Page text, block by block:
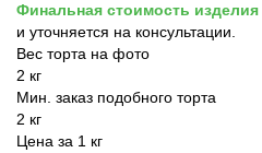
Финальная стоимость изделия
и уточняется на консультации.
Вес торта на фото
2 кг
Мин. заказ подобного торта
2 кг
Цена за 1 кг